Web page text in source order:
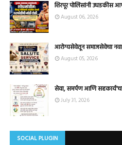
शिरपूर पोलिसांनी उघडकीस
August 06, 2026
आरोग्यसेवेतून समाजसेवेचा नवा
August 05, 2026
सेवा, समर्पण आणि सहकार्य'चा
July 31, 2026
SOCIAL PLUGIN